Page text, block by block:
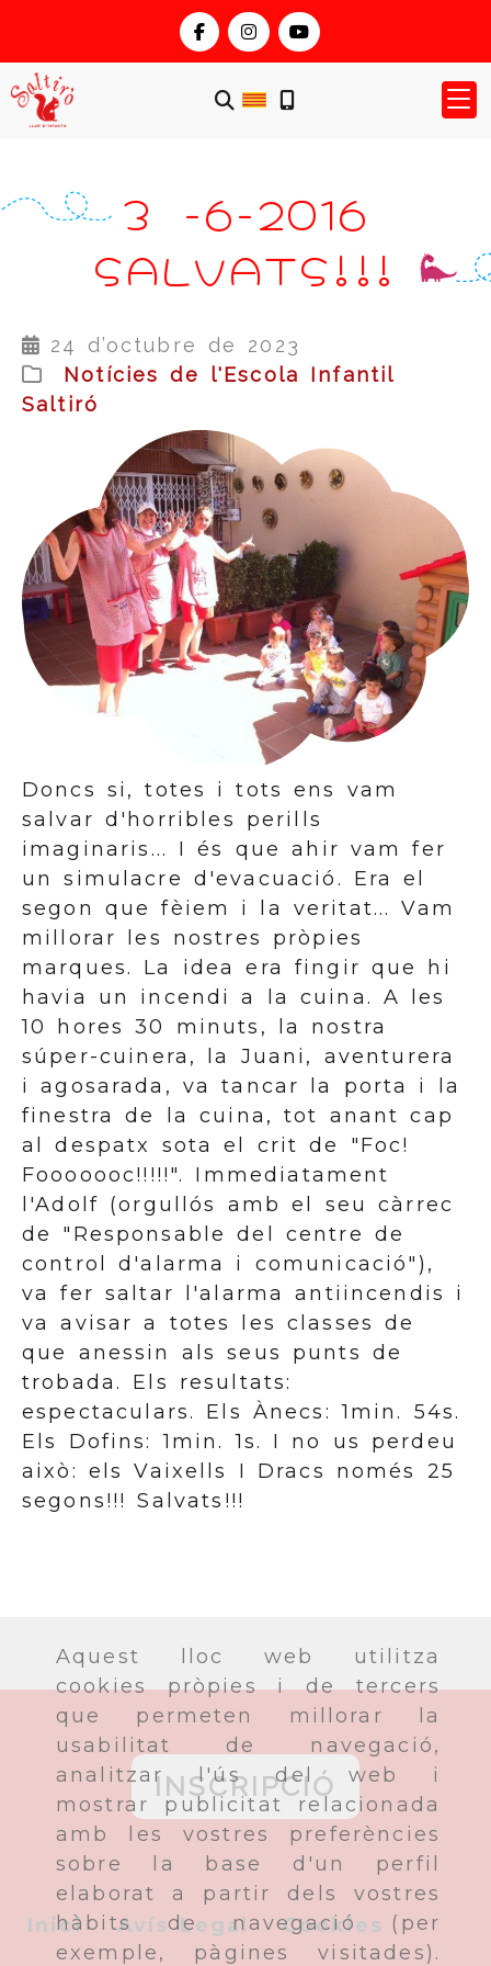
Aquest lloc web utilitza
cookies pròpies i de tercers
que permeten millorar la
usabilitat de navegació,
analitzar l'ús del web i
mostrar publicitat relacionada
amb les vostres preferències
sobre la base d'un perfil
elaborat a partir dels vostres
hàbits de navegació (per
exemple, pàgines visitades).
3 -6-2016
SALVATS!!!
24 d’octubre de 2023
Notícies de l'Escola Infantil
Saltiró
Doncs si, totes i tots ens vam
salvar d'horribles perills
imaginaris... I és que ahir vam fer
un simulacre d'evacuació. Era el
segon que fèiem i la veritat... Vam
millorar les nostres pròpies
marques. La idea era fingir que hi
havia un incendi a la cuina. A les
10 hores 30 minuts, la nostra
súper-cuinera, la Juani, aventurera
i agosarada, va tancar la porta i la
finestra de la cuina, tot anant cap
al despatx sota el crit de "Foc!
Fooooooc!!!!!". Immediatament
l'Adolf (orgullós amb el seu càrrec
de "Responsable del centre de
control d'alarma i comunicació"),
va fer saltar l'alarma antiincendis i
va avisar a totes les classes de
que anessin als seus punts de
trobada. Els resultats:
espectaculars. Els Ànecs: 1min. 54s.
Els Dofins: 1min. 1s. I no us perdeu
això: els Vaixells I Dracs només 25
segons!!! Salvats!!!
INSCRIPCIÓ
Inici Avís Legal Cookies